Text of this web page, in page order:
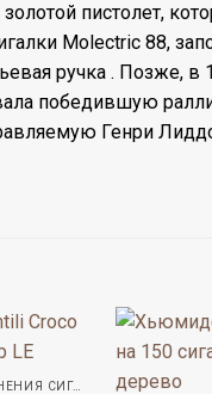
пистолет,
Molectric 88,
ручка . Позже, в
победившую
Генри
ХЬЮМИДОРЫ ДЛЯ ХРАНЕНИЯ СИГАР